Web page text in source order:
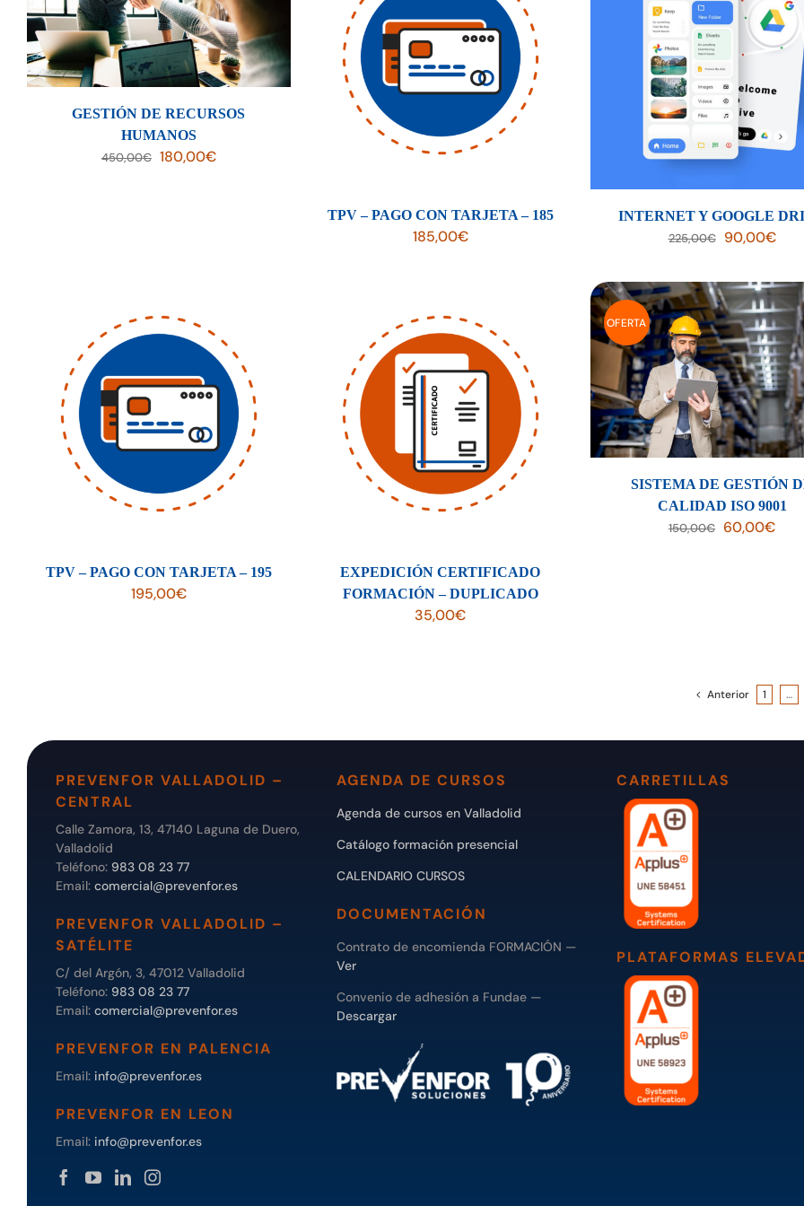
GESTIÓN DE RECURSOS
HUMANOS
450,00€ El
180,00€El
TPV – PAGO CON TARJETA – 185
185,00€
INTERNET Y GOOGLE
225,00€
El
original
era:
225,00€.
90,00€El
es:
TPV – PAGO CON TARJETA – 195
195,00€
EXPEDICIÓN CERTIFICADO
FORMACIÓN – DUPLICADO
35,00€
OFERTA
SISTEMA DE GESTIÓN
CALIDAD ISO 9001
150,00€ El
60,00€El
Anterior 1 …
PREVENFOR VALLADOLID –
CENTRAL
Calle Zamora, 13, 47140 Laguna de Duero,
Valladolid
Teléfono: 983 08 23 77
Email: comercial@prevenfor.es
PREVENFOR VALLADOLID –
SATÉLITE
C/ del Argón, 3, 47012 Valladolid
Teléfono: 983 08 23 77
Email: comercial@prevenfor.es
PREVENFOR EN PALENCIA
Email: info@prevenfor.es
PREVENFOR EN LEON
Email: info@prevenfor.es
AGENDA DE CURSOS
Agenda de cursos en Valladolid
Catálogo formación presencial
CALENDARIO CURSOS
DOCUMENTACIÓN
Contrato de encomienda FORMACIÓN —
Ver
Convenio de adhesión a Fundae —
Descargar
CARRETILLAS
PLATAFORMAS